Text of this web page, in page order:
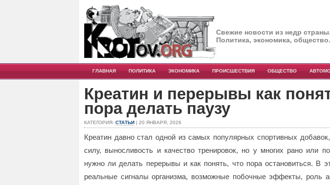
Свежие новости из недр страны.
Политика, экономика, общество.
ГЛАВНАЯ ПОЛИТИКА ЭКОНОМИКА ПРОИСШЕСТВИЯ ОБЩЕСТВО
Креатин и перерывы как
пора делать паузу
КАТЕГОРИЯ: СТАТЬИ | 20 ЯНВАРЯ, 2026
Креатин давно стал одной из самых популярных спортивных
силу, выносливость и качество тренировок, но у многих рано или
нужно ли делать перерывы и как понять, что пора остановиться. В
реальные сигналы организма, возможные побочные эффекты, роль